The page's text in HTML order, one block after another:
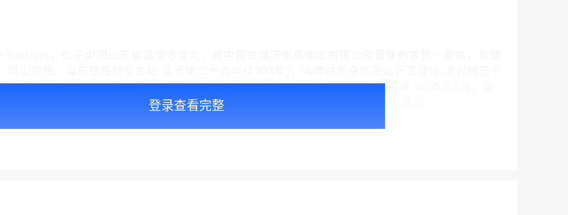
入运营 1987年1月1日，张店站更名为淄博站 ;2004年，淄博站开始进行改扩建 2005年1月，淄
年9月10日，淄博站南站房开工建设 ;2022年9月16日，淄博站南站房投入使用
登录查看完整